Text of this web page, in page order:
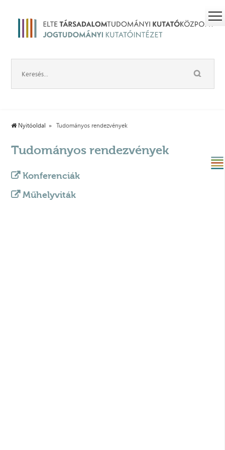
Nyitóoldal Tudományos rendezvények
Tudományos rendezvények
Konferenciák
Műhelyviták